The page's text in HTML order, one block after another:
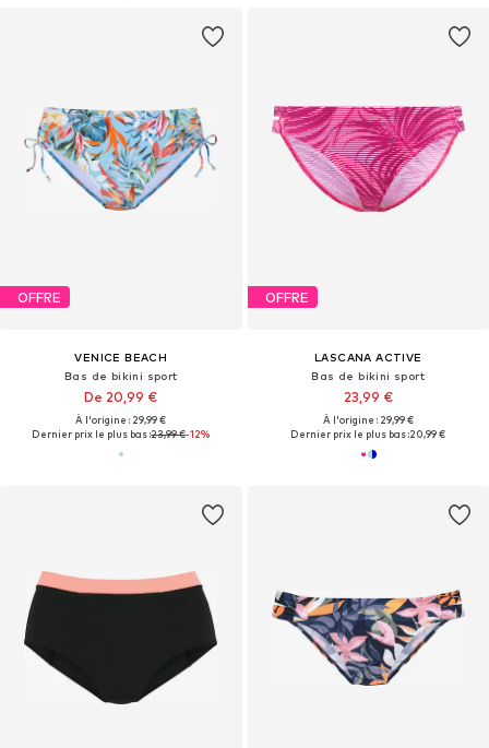
OFFRE
VENICE BEACH
Bas de bikini sport
De 20,99 €
À l'origine : 29,99 €
Dernier prix le plus bas :23,99 €-12%
OFFRE
LASCANA ACTIVE
Bas de bikini sport
23,99 €
À l'origine : 29,99 €
Dernier prix le plus bas :20,99 €